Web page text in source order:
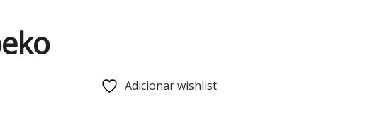
Adicionar wishlist